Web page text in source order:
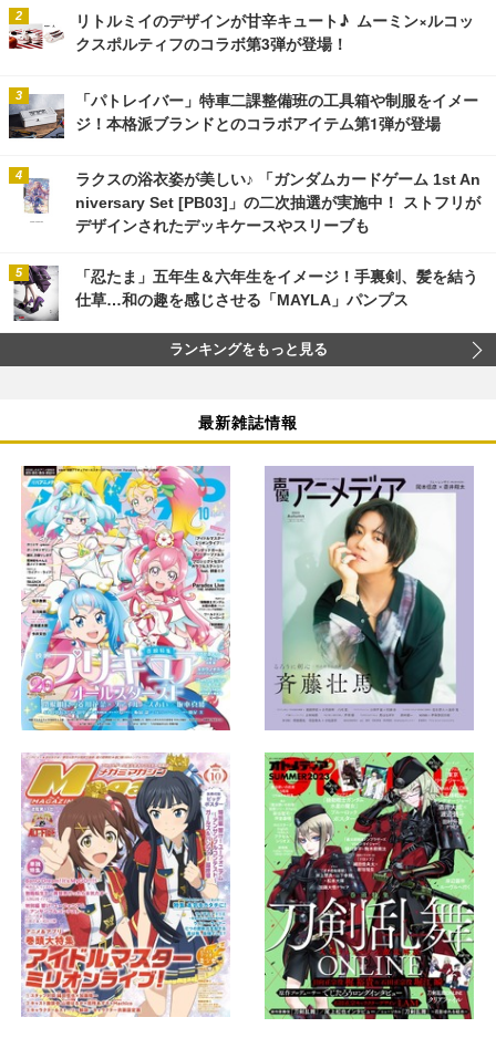
リトルミイのデザインが甘辛キュート♪ ムーミン×ルコッ
クスポルティフのコラボ第3弾が登場！
「パトレイバー」特車二課整備班の工具箱や制服をイメー
ジ！本格派ブランドとのコラボアイテム第1弾が登場
ラクスの浴衣姿が美しい♪ 「ガンダムカードゲーム 1st An
niversary Set [PB03]」の二次抽選が実施中！ ストフリが
デザインされたデッキケースやスリーブも
「忍たま」五年生＆六年生をイメージ！手裏剣、髪を結う
仕草…和の趣を感じさせる「MAYLA」パンプス
ランキングをもっと見る
最新雑誌情報